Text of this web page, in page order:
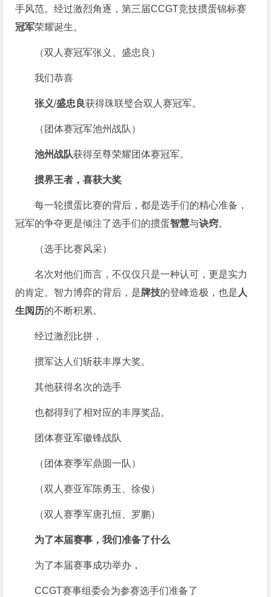
手风范。经过激烈角逐，第三届CCGT竞技掼蛋锦标赛
冠军荣耀诞生。
（双人赛冠军张义、盛忠良）
我们恭喜
张义/盛忠良获得珠联璧合双人赛冠军。
（团体赛冠军池州战队）
池州战队获得至尊荣耀团体赛冠军。
掼界王者，喜获大奖
每一轮掼蛋比赛的背后，都是选手们的精心准备，
冠军的争夺更是倾注了选手们的掼蛋智慧与诀窍。
（选手比赛风采）
名次对他们而言，不仅仅只是一种认可，更是实力
的肯定。智力博弈的背后，是牌技的登峰造极，也是 人
生阅历的不断积累。
经过激烈比拼，
掼军达人们斩获丰厚大奖。
其他获得名次的选手
也都得到了相对应的丰厚奖品。
团体赛亚军徽锋战队
（团体赛季军鼎圆一队）
（双人赛亚军陈勇玉、徐俊）
（双人赛季军唐孔恒、罗鹏）
为了本届赛事，我们准备了什么
为了本届赛事成功举办，
CCGT赛事组委会为参赛选手们准备了